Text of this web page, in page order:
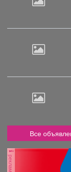
Все
реклама